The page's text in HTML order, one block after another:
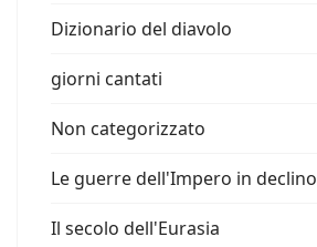
Dizionario del diavolo
giorni cantati
Non categorizzato
Le guerre dell'Impero in declino
Il secolo dell'Eurasia